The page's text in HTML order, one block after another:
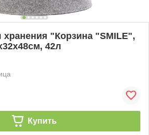
хранения "Корзина "SMILE",
42л
Купить